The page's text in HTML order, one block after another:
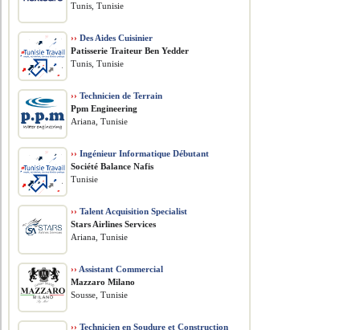
Tunis, Tunisie
›› Des Aides Cuisinier
Patisserie Traiteur Ben Yedder
Tunis, Tunisie
›› Technicien de Terrain
Ppm Engineering
Ariana, Tunisie
›› Ingénieur Informatique Débutant
Société Balance Nafis
Tunisie
›› Talent Acquisition Specialist
Stars Airlines Services
Ariana, Tunisie
›› Assistant Commercial
Mazzaro Milano
Sousse, Tunisie
›› Technicien en Soudure et Construction